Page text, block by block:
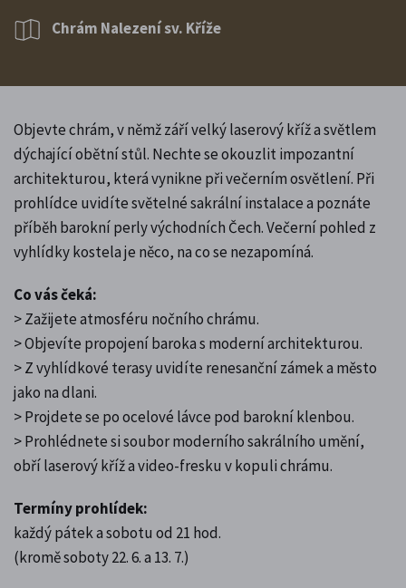
Chrám Nalezení sv. Kříže
Objevte chrám, v němž září velký laserový kříž a světlem
dýchající obětní stůl. Nechte se okouzlit impozantní
architekturou, která vynikne při večerním osvětlení. Při
prohlídce uvidíte světelné sakrální instalace a poznáte
příběh barokní perly východních Čech. Večerní pohled z
vyhlídky kostela je něco, na co se nezapomíná.
Co vás čeká:
> Zažijete atmosféru nočního chrámu.
> Objevíte propojení baroka s moderní architekturou.
> Z vyhlídkové terasy uvidíte renesanční zámek a město
jako na dlani.
> Projdete se po ocelové lávce pod barokní klenbou.
> Prohlédnete si soubor moderního sakrálního umění,
obří laserový kříž a video-fresku v kopuli chrámu.
Termíny prohlídek:
každý pátek a sobotu od 21 hod.
(kromě soboty 22. 6. a 13. 7.)